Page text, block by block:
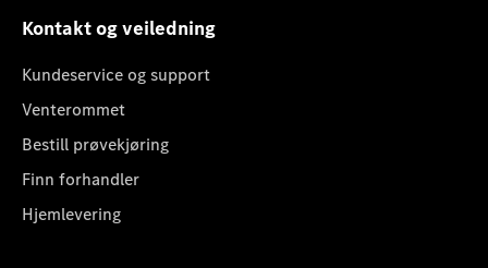
Kontakt og veiledning
Kundeservice og support
Venterommet
Bestill prøvekjøring
Finn forhandler
Hjemlevering